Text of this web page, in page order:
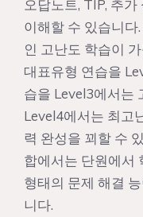
오답노트, TIP, 추
이해할 수 있습니다
인 고난도 학습이
대표유형 연습을
습을 Level3에서는
Level4에서는 최고
력 완성을 꾀할 수
합에서는 단원에서
형태의 문제 해결
니다.